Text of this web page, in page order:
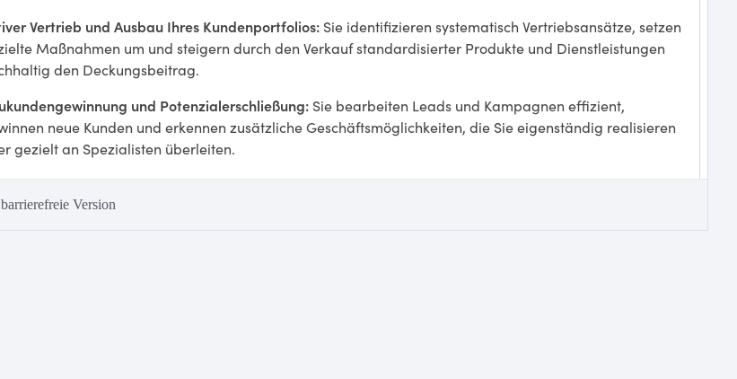
barrierefreie Version